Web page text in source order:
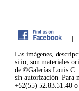
Las imágenes,
sitio, son materiales
de ©Galerías Louis C.
sin autorización. Para
+52(55) 52.83.31.40